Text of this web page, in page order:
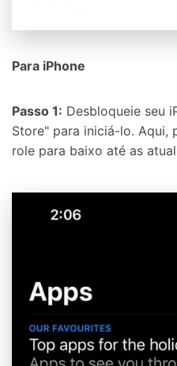
Para iPhone
Passo 1: Desbloqueie seu
Store" para iniciá-lo. Aqui,
role para baixo até as